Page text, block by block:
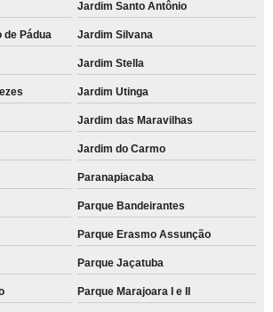
Jardim Santo Antônio
de Pádua Jardim Silvana
Jardim Stella
Jardim Utinga
Jardim das Maravilhas
Jardim do Carmo
Paranapiacaba
Parque Bandeirantes
Parque Erasmo Assunção
Parque Jaçatuba
Parque Marajoara I e II